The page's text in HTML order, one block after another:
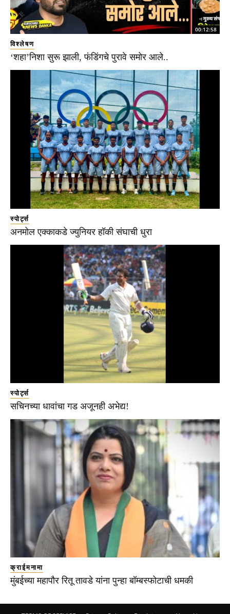
00:12:58
विश्लेषण
‘शहा’निशा सुरू झाली, फंडिंगचे पुरावे समोर आले..
स्पोर्ट्स
अनमोल एक्काकडे ज्युनियर हॉकी संघाची धुरा
स्पोर्ट्स
सचिनच्या धावांचा गड अजूनही अभेद्य!
क्राईमनामा
मुंबईच्या महापौर रितू तावडे यांना पुन्हा बॉम्बस्फोटाची धमकी